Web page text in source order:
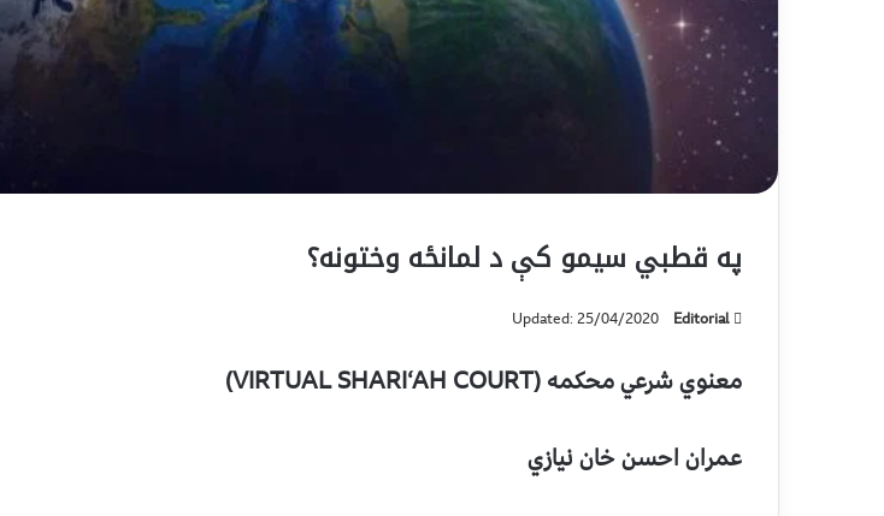
په قطبي سیمو کې د لمانځه وختونه؟
Editorial
Updated: 25/04/2020
معنوي شرعي محکمه (
VIRTUAL SHARI‘AH COURT
)
عمران احسن خان نیازي